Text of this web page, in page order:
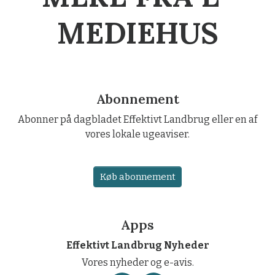
MEDIEHUS
Abonnement
Abonner på dagbladet Effektivt Landbrug eller en af
vores lokale ugeaviser.
Køb abonnement
Apps
Effektivt Landbrug Nyheder
Vores nyheder og e-avis.